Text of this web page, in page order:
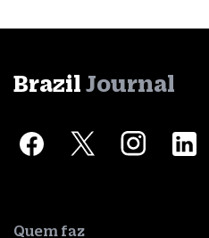
Brazil Journal
Quem faz